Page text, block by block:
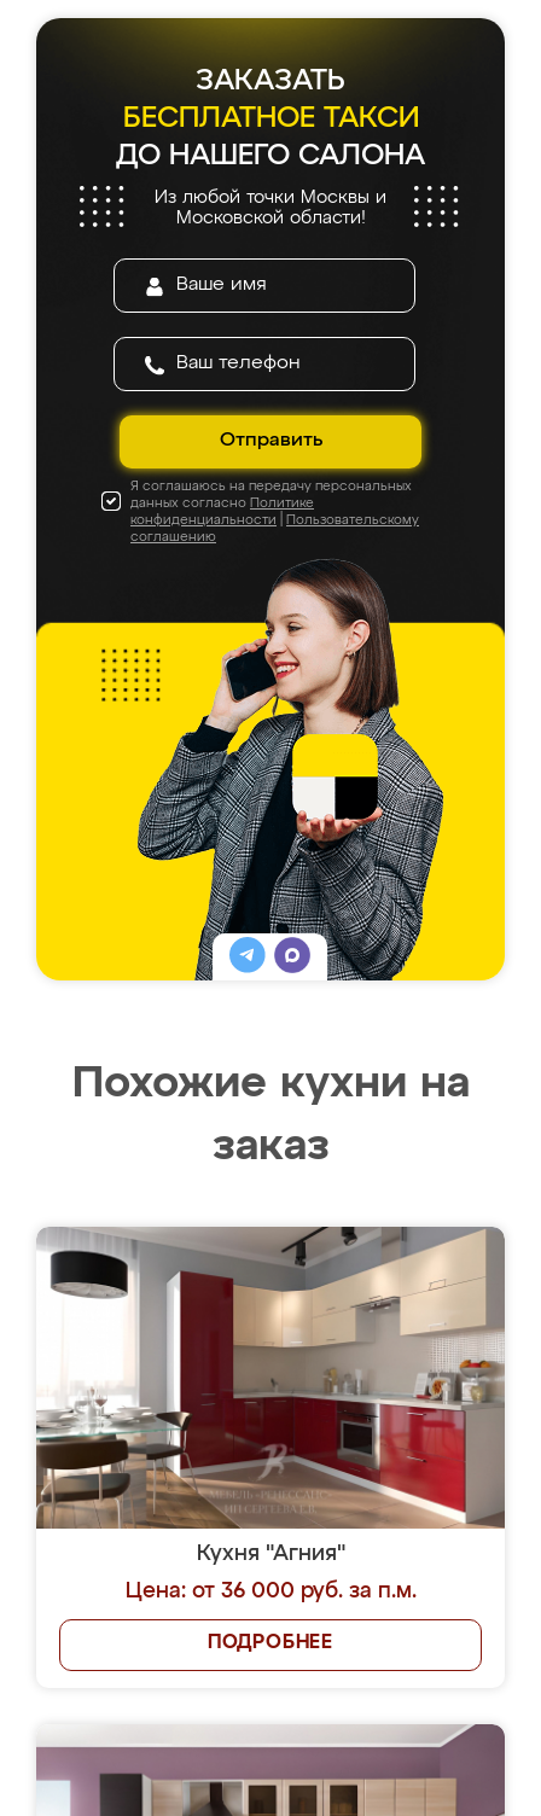
ЗАКАЗАТЬ
БЕСПЛАТНОЕ ТАКСИ
ДО НАШЕГО САЛОНА
Из любой точки Москвы и
Московской области!
Отправить
Я соглашаюсь на передачу персональных
данных согласно Политике
конфиденциальности
Пользовательскому
соглашению
Похожие кухни на
заказ
Кухня "Агния"
Цена: от 36 000 руб. за п.м.
ПОДРОБНЕЕ